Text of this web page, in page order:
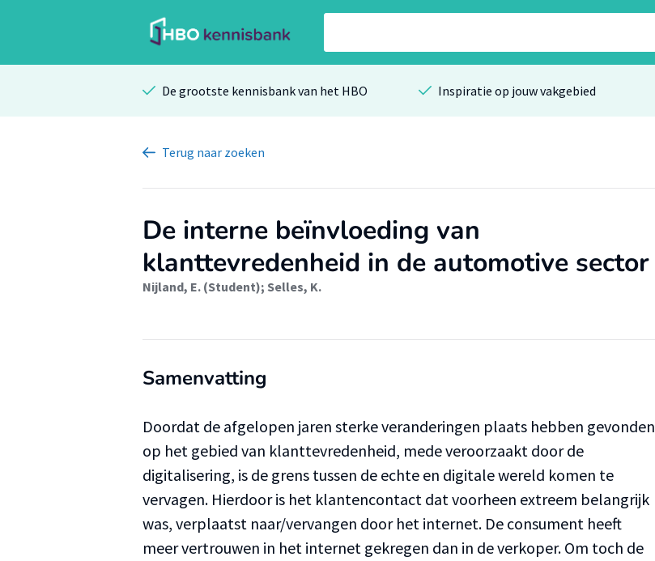
De grootste kennisbank van het HBO Inspiratie op jouw vakgebied
Terug naar zoeken
De interne beïnvloeding van
klanttevredenheid in de automotive sector
Nijland, E. (Student); Selles, K.
Samenvatting
Doordat de afgelopen jaren sterke veranderingen plaats hebben gevonden
op het gebied van klanttevredenheid, mede veroorzaakt door de
digitalisering, is de grens tussen de echte en digitale wereld komen te
vervagen. Hierdoor is het klantencontact dat voorheen extreem belangrijk
was, verplaatst naar/vervangen door het internet. De consument heeft
meer vertrouwen in het internet gekregen dan in de verkoper. Om toch de